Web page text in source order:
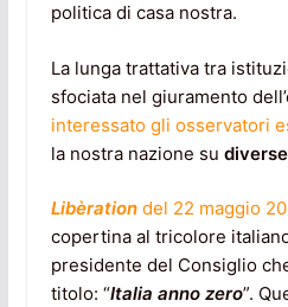
politica di casa nostra.
La lunga trattativa tra
sfociata nel giuramento
interessato gli osservatori
la nostra nazione su
Libèrationdel 22 maggio
copertina al tricolore
presidente del Consiglio
titolo: “Italia anno zero”.